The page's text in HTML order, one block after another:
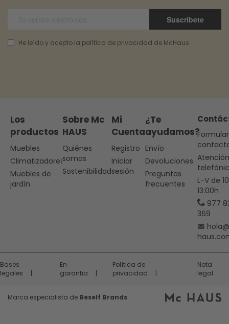
Suscríbete
He leído y acepto la política de privacidad de McHaus
Los
productos
Muebles
Climatizadores
Muebles de
jardín
Sobre Mc
HAUS
Quiénes
somos
Sostenibilidad
Mi
Cuenta
Registro
Iniciar
sesión
¿Te
ayudamos?
Envío
Devoluciones
Preguntas
frecuentes
Atención
L-V de
13:00h
977
369
Bases
legales
En
garantia
Política de
privacidad
Nota
legal
Marca especialista de Beself Brands